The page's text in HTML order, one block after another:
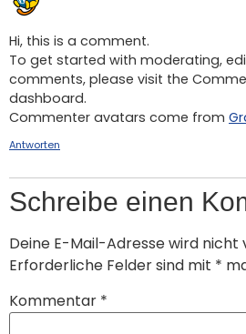
Hi, this is a comment.
To get started with moderating,
comments, please visit the
dashboard.
Commenter avatars come from
Antworten
Schreibe einen
Deine E-Mail-Adresse wird
Erforderliche Felder sind mit *
Kommentar *